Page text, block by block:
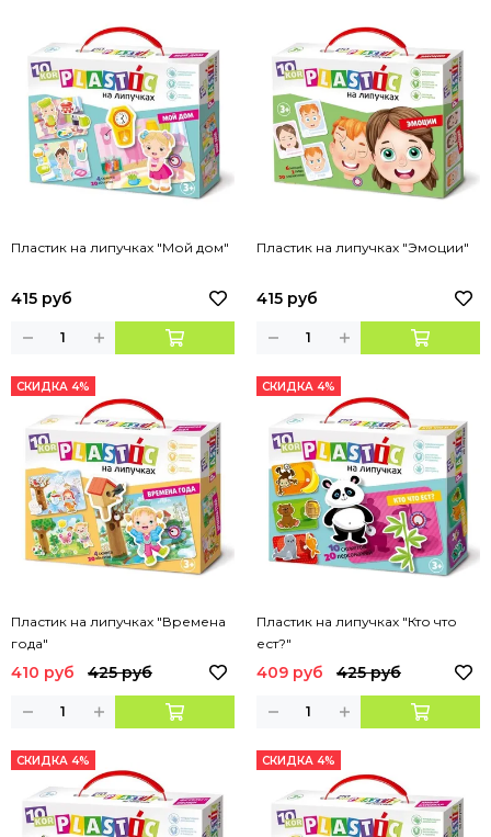
Пластик на липучках "Мой дом"
415 руб
Пластик на липучках "Эмоции"
415 руб
СКИДКА 4%
Пластик на липучках "Времена
года"
410 руб 425 руб
СКИДКА 4%
Пластик на липучках "Кто что
ест?"
409 руб 425 руб
СКИДКА 4% СКИДКА 4%